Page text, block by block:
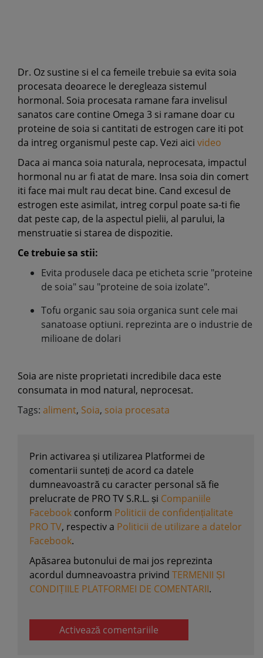
Dr. Oz sustine si el ca femeile trebuie sa evita soia
procesata deoarece le deregleaza sistemul
hormonal. Soia procesata ramane fara invelisul
sanatos care contine Omega 3 si ramane doar cu
proteine de soia si cantitati de estrogen care iti pot
da intreg organismul peste cap. Vezi aici video
Daca ai manca soia naturala, neprocesata, impactul
hormonal nu ar fi atat de mare. Insa soia din comert
iti face mai mult rau decat bine. Cand excesul de
estrogen este asimilat, intreg corpul poate sa-ti fie
dat peste cap, de la aspectul pielii, al parului, la
menstruatie si starea de dispozitie.
Ce trebuie sa stii:
Evita produsele daca pe eticheta scrie "proteine
de soia" sau "proteine de soia izolate".
Tofu organic sau soia organica sunt cele mai
sanatoase optiuni. reprezinta are o industrie de
milioane de dolari
Soia are niste proprietati incredibile daca este
consumata in mod natural, neprocesat.
Tags: aliment, Soia, soia procesata
Prin activarea și utilizarea Platformei de
comentarii sunteți de acord ca datele
dumneavoastră cu caracter personal să fie
prelucrate de PRO TV S.R.L. și Companiile
Facebook conform Politicii de confidențialitate
PRO TV, respectiv a Politicii de utilizare a datelor
Facebook.
Apăsarea butonului de mai jos reprezinta
acordul dumneavoastra privind TERMENII ȘI
CONDIȚIILE PLATFORMEI DE COMENTARII.
Activează comentariile